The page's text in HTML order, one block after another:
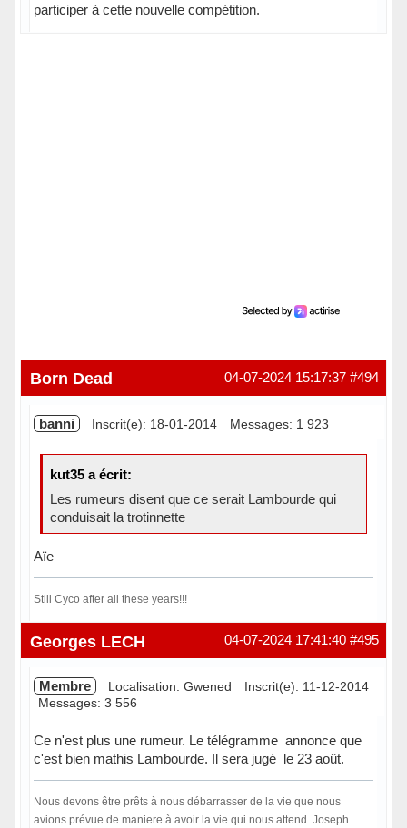
participer à cette nouvelle compétition.
#494
04-07-2024 15:17:37
Born Dead
banni Inscrit(e): 18-01-2014 Messages: 1 923
kut35 a écrit:
Les rumeurs disent que ce serait Lambourde qui
conduisait la trotinnette
Aïe
Still Cyco after all these years!!!
Hors ligne #495
04-07-2024 17:41:40
Georges LECH
Membre Localisation: Gwened
Inscrit(e): 11-12-2014
Messages: 3 556
Ce n'est plus une rumeur. Le télégramme annonce que
c'est bien mathis Lambourde. Il sera jugé le 23 août.
Nous devons être prêts à nous débarrasser de la vie que nous
avions prévue de maniere à avoir la vie qui nous attend. Joseph